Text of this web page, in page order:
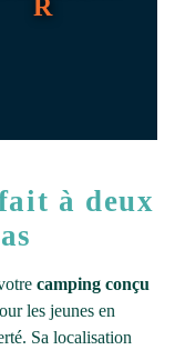
à deux
camping conçu
les jeunes en
Sa localisation